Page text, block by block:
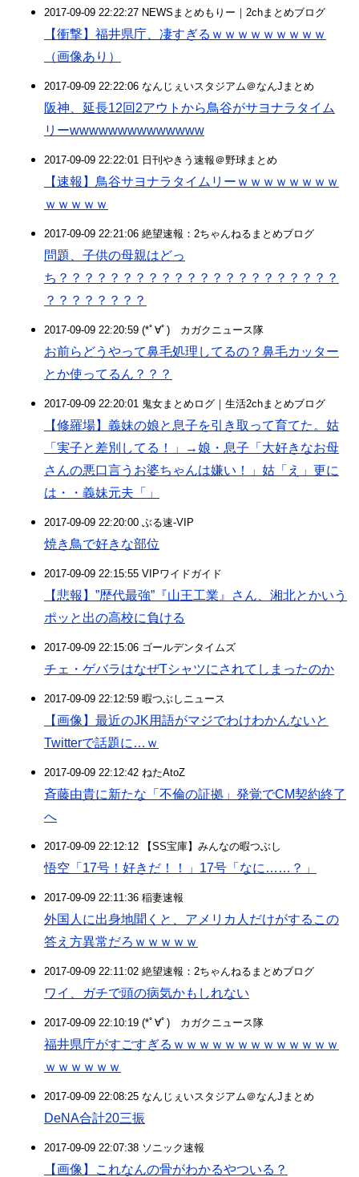
2017-09-09 22:22:27 NEWSまとめもりー｜2chまとめブログ
【衝撃】福井県庁、凄すぎるｗｗｗｗｗｗｗｗｗ
（画像あり）
2017-09-09 22:22:06 なんじぇいスタジアム＠なんJまとめ
阪神、延長12回2アウトから鳥谷がサヨナラタイム
リーwwwwwwwwwwwwww
2017-09-09 22:22:01 日刊やきう速報＠野球まとめ
【速報】鳥谷サヨナラタイムリーｗｗｗｗｗｗｗｗ
ｗｗｗｗｗ
2017-09-09 22:21:06 絶望速報：2ちゃんねるまとめブログ
問題、子供の母親はどっ
ち？？？？？？？？？？？？？？？？？？？？？？
？？？？？？？？
2017-09-09 22:20:59 (*ﾟ∀ﾟ)ゞカガクニュース隊
お前らどうやって鼻毛処理してるの？鼻毛カッター
とか使ってるん？？？
2017-09-09 22:20:01 鬼女まとめログ｜生活2chまとめブログ
【修羅場】義妹の娘と息子を引き取って育てた。姑
「実子と差別してる！」→娘・息子「大好きなお母
さんの悪口言うお婆ちゃんは嫌い！」姑「え」更に
は・・義妹元夫「」
2017-09-09 22:20:00 ぶる速-VIP
焼き鳥で好きな部位
2017-09-09 22:15:55 VIPワイドガイド
【悲報】”歴代最強”『山王工業』さん、湘北とかいう
ポッと出の高校に負ける
2017-09-09 22:15:06 ゴールデンタイムズ
チェ・ゲバラはなぜTシャツにされてしまったのか
2017-09-09 22:12:59 暇つぶしニュース
【画像】最近のJK用語がマジでわけわかんないと
Twitterで話題に…ｗ
2017-09-09 22:12:42 ねたAtoZ
斉藤由貴に新たな「不倫の証拠」発覚でCM契約終了
へ
2017-09-09 22:12:12 【SS宝庫】みんなの暇つぶし
悟空「17号！好きだ！！」17号「なに……？」
2017-09-09 22:11:36 稲妻速報
外国人に出身地聞くと、アメリカ人だけがするこの
答え方異常だろｗｗｗｗｗ
2017-09-09 22:11:02 絶望速報：2ちゃんねるまとめブログ
ワイ、ガチで頭の病気かもしれない
2017-09-09 22:10:19 (*ﾟ∀ﾟ)ゞカガクニュース隊
福井県庁がすごすぎるｗｗｗｗｗｗｗｗｗｗｗｗｗ
ｗｗｗｗｗｗ
2017-09-09 22:08:25 なんじぇいスタジアム＠なんJまとめ
DeNA合計20三振
2017-09-09 22:07:38 ソニック速報
【画像】これなんの骨がわかるやついる？